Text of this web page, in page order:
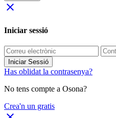
close
Iniciar sessió
Iniciar Sessió
Has oblidat la contrasenya?
No tens compte a Osona?
Crea'n un gratis